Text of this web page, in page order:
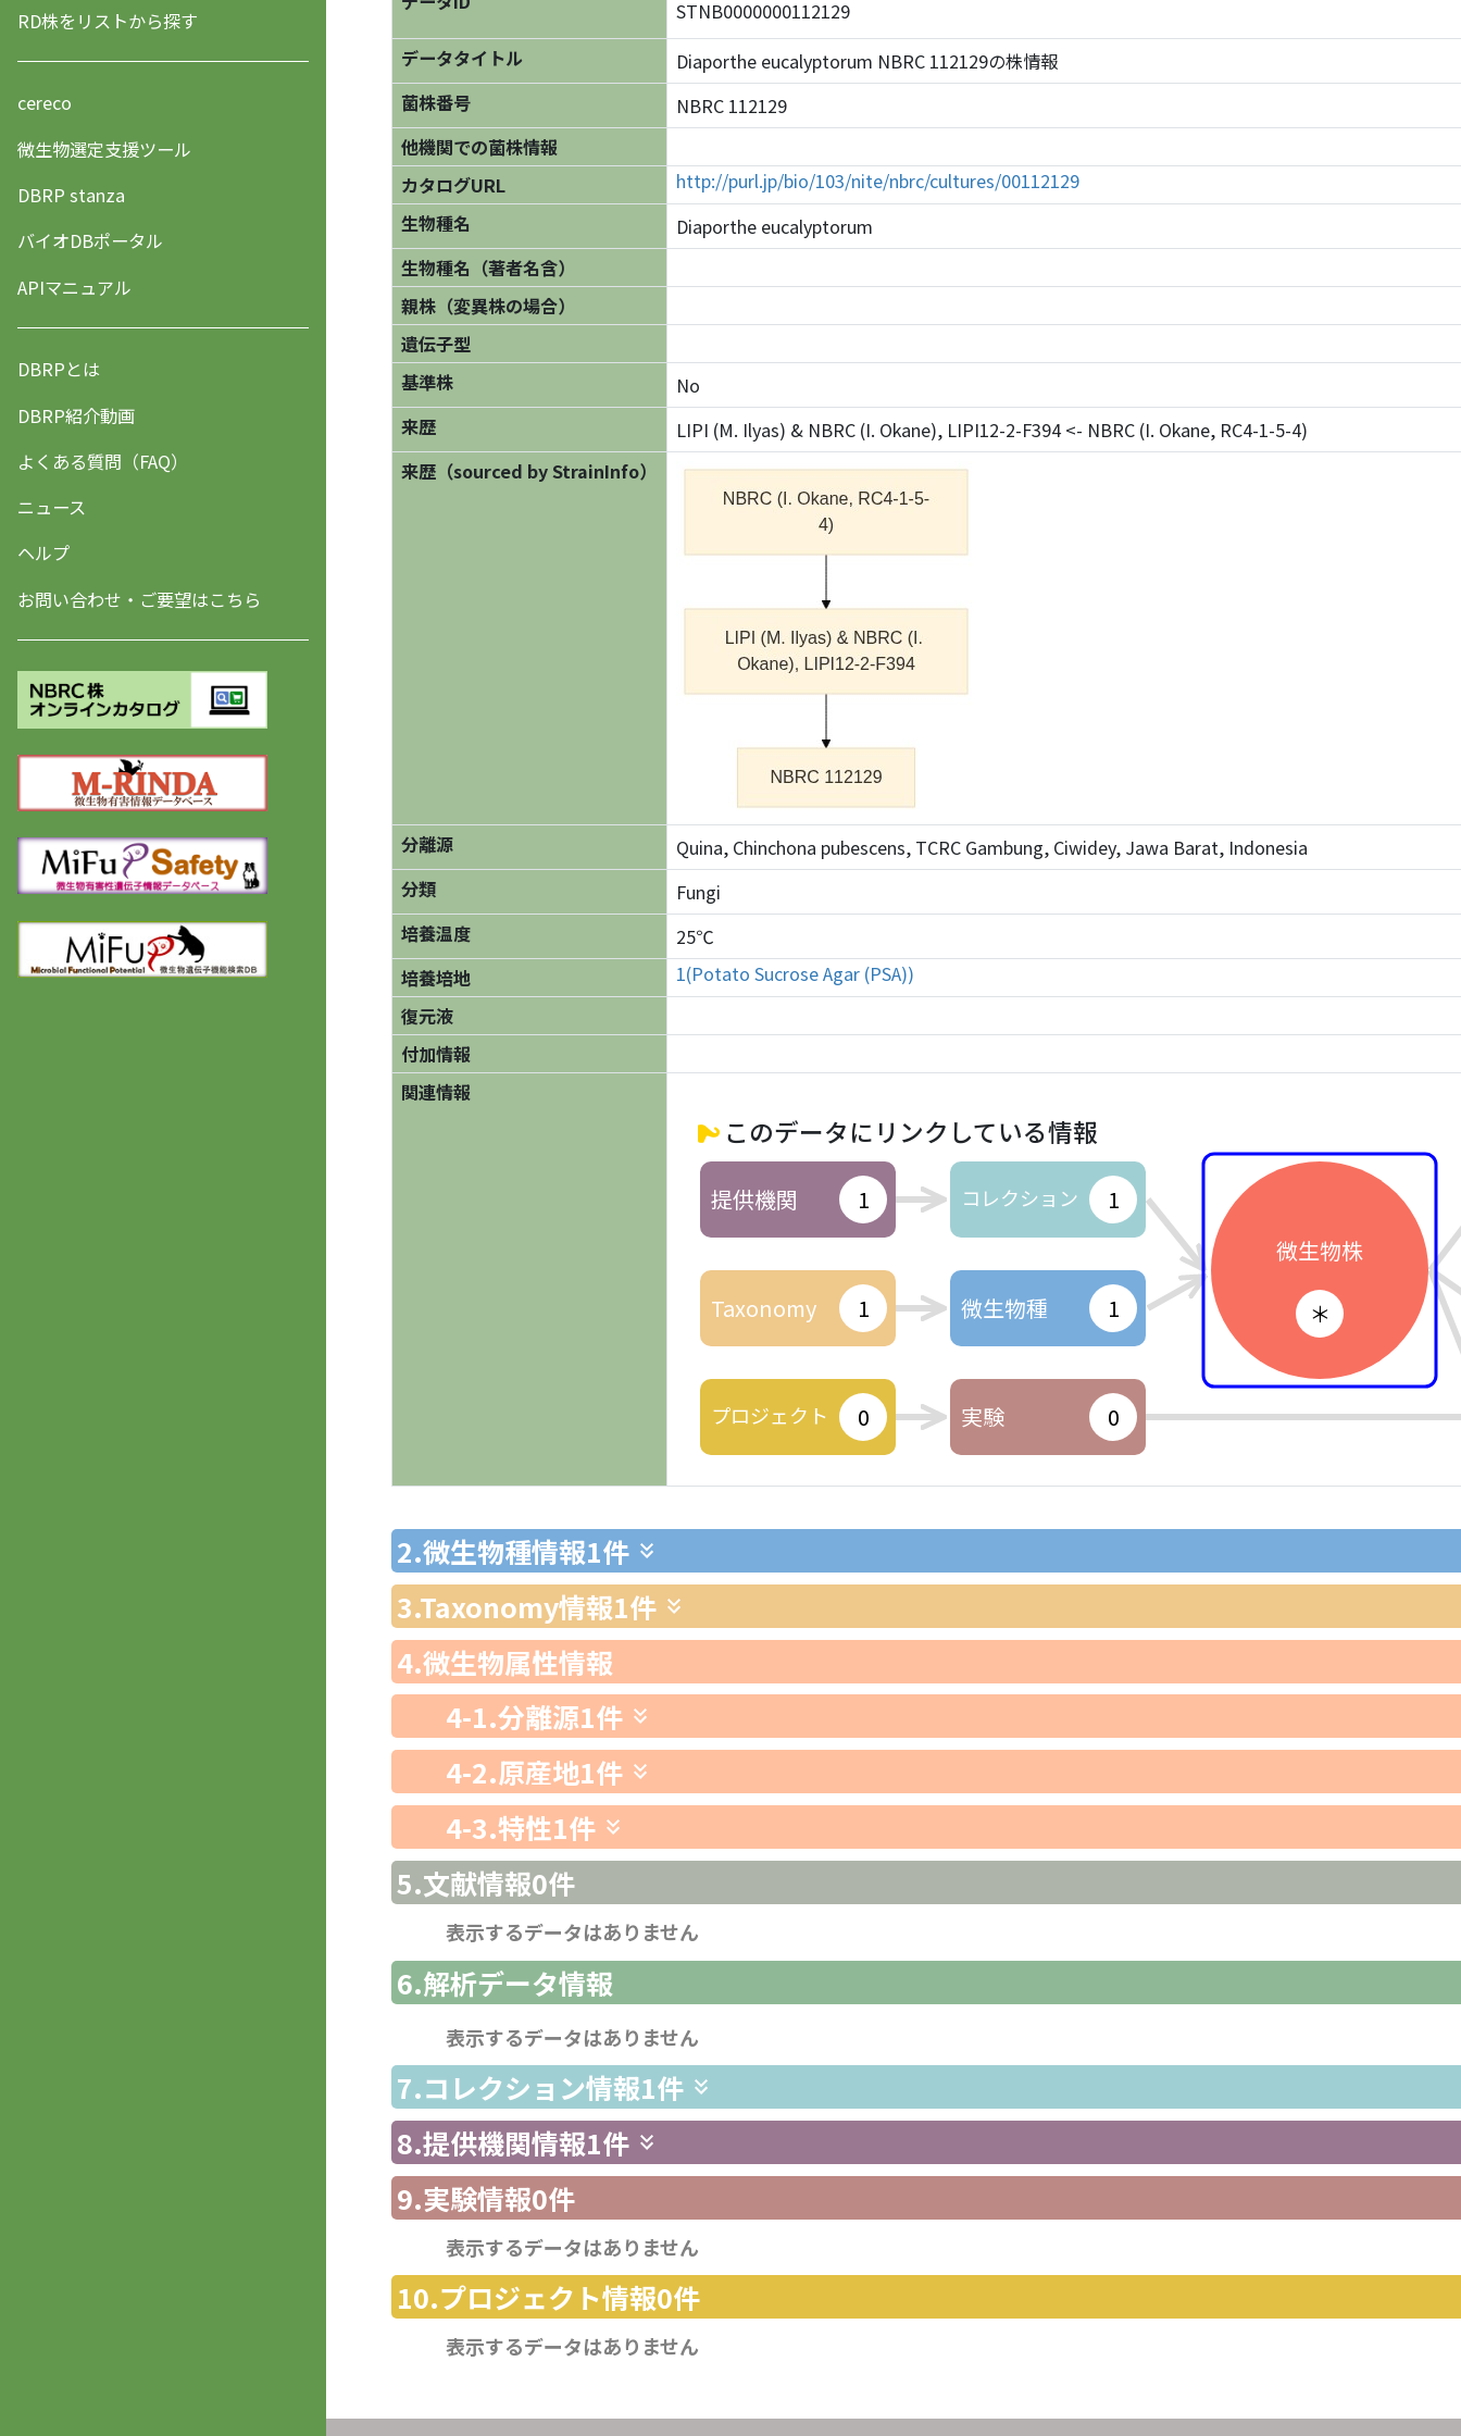
RD株をリストから探す
cereco
微生物選定支援ツール
DBRP stanza
バイオDBポータル
APIマニュアル
DBRPとは
DBRP紹介動画
よくある質問（FAQ）
ニュース
ヘルプ
お問い合わせ・ご要望はこちら
STNB0000000112129
データタイトル
Diaporthe eucalyptorum NBRC 112129の株情報
菌株番号
NBRC 112129
他機関での菌株情報
カタログURL
http://purl.jp/bio/103/nite/nbrc/cultures/00112129
生物種名
Diaporthe eucalyptorum
生物種名（著者名含）
親株（変異株の場合）
遺伝子型
基準株
No
来歴
LIPI (M. Ilyas) & NBRC (I. Okane), LIPI12-2-F394 <- NBRC (I. Okane, RC4-1-5-4)
来歴（sourced by StrainInfo）
分離源
Quina, Chinchona pubescens, TCRC Gambung, Ciwidey, Jawa Barat, Indonesia
分類
Fungi
培養温度
25℃
培養培地
1(Potato Sucrose Agar (PSA))
復元液
付加情報
関連情報
このデータにリンクしている情報
提供機関 1
Taxonomy 1
プロジェクト 0
コレクション 1
微生物種 1
実験 0
微生物株
＊
2.微生物種情報1件
3.Taxonomy情報1件
4.微生物属性情報
4-1.分離源1件
4-2.原産地1件
4-3.特性1件
5.文献情報0件
表示するデータはありません
6.解析データ情報
表示するデータはありません
7.コレクション情報1件
8.提供機関情報1件
9.実験情報0件
表示するデータはありません
10.プロジェクト情報0件
表示するデータはありません